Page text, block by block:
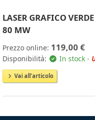
LASER GRAFICO
80 MW
Prezzo online: 119,00 €
Disponibilità: In stock -
Vai all'articolo